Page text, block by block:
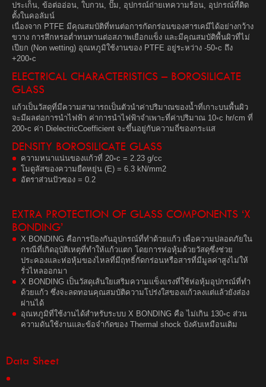
ประเก็น, ข้อต่ออ่อน, ใบกวน, ปั๊ม, อุปกรณ์ถ่ายเทความร้อน, อุปกรณ์ที่ติด
ตั้งในคอลัมน์
เนื่องจาก PTFE มีคุณสมบัติที่ทนต่อการกัดกร่อนของสารเคมีได้อย่างกว้าง
ขวาง การสึกหรอต่ำทนทานต่อสภาพเยือกแข็ง และมีคุณสมบัติพื้นผิวที่ไม่
เปียก (Non wetting) อุณหภูมิใช้งานของ PTFE อยู่ระหว่าง -50◦c ถึง
+200◦c
ELECTRICAL CHARACTERISTICS – BOROSILICATE
GLASS
แก้วเป็นวัสดุที่มีความสามารถเป็นตัวนำค่าปริมาณของน้ำที่เกาะบนพื้นผิว
จะมีผลต่อการนำไฟฟ้า ค่าการนำไฟฟ้าจำเพาะที่ค่าปริมาณ 10◦c hr/cm ที่
200◦c ค่า DielectricCoefficient จะขึ้นอยู่กับความถี่ของกระแส
DENSITY BOROSILICATE GLASS
ความหนาแน่นของแก้วที่ 20◦c = 2.23 g/cc
โมดูลัสของความยืดหยุ่น (E) = 6.3 kN/mm2
อัตราส่วนปัวซอง = 0.2
EXTRA PROTECTION OF GLASS COMPONENTS ‘X
BONDING’
X BONDING คือการป้องกันอุปกรณ์ที่ทำด้วยแก้ว เพื่อความปลอดภัยใน
กรณีที่เกิดอุบัติเหตุที่ทำให้แก้วแตก โดยการห่อหุ้มด้วยวัสดุซึ่งช่วย
ประคองและห่อหุ้มของไหลที่มีฤทธิ์กัดกร่อนหรือสารที่มีมูลค่าสูงไม่ให้
รั่วไหลออกมา
X BONDING เป็นวัสดุเส้นใยเสริมความแข็งแรงที่ใช้ห่อหุ้มอุปกรณ์ที่ทำ
ด้วยแก้ว ซึ่งจะลดทอนคุณสมบัติความโปร่งใสของแก้วลงแต่แล้วยังส่อง
ผ่านได้
อุณหภูมิที่ใช้งานได้สำหรับระบบ X BONDING คือ ไม่เกิน 130◦c ส่วน
ความดันใช้งานและข้อจำกัดของ Thermal shock บังคับเหมือนเดิม
Data Sheet